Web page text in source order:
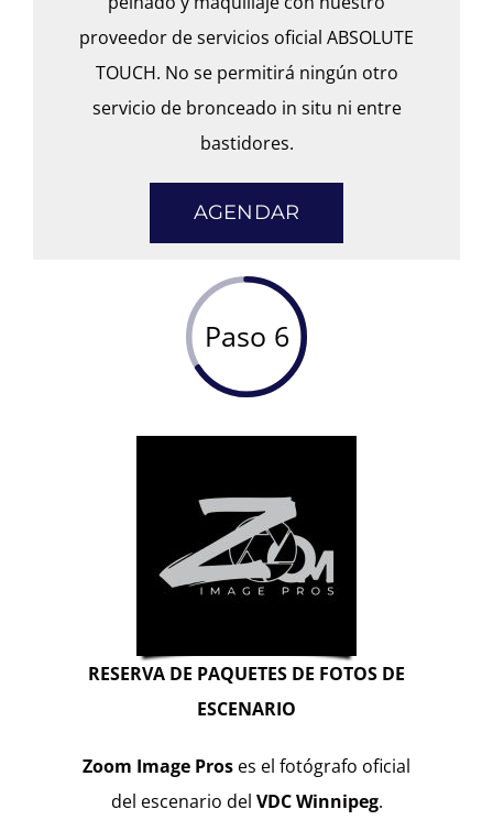
proveedor de servicios oficial ABSOLUTE
TOUCH. No se permitirá ningún otro
servicio de bronceado in situ ni entre
bastidores.
AGENDAR
Paso 6
RESERVA DE PAQUETES DE FOTOS DE
ESCENARIO
Zoom Image Pros es el fotógrafo oficial
del escenario del VDC Winnipeg.